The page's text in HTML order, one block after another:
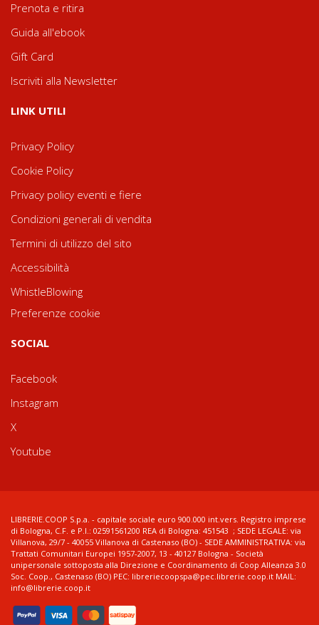
Prenota e ritira
Guida all'ebook
Gift Card
Iscriviti alla Newsletter
LINK UTILI
Privacy Policy
Cookie Policy
Privacy policy eventi e fiere
Condizioni generali di vendita
Termini di utilizzo del sito
Accessibilità
WhistleBlowing
Preferenze cookie
SOCIAL
Facebook
Instagram
X
Youtube
LIBRERIE.COOP S.p.a. - capitale sociale euro 900.000 int.vers. Registro imprese
di Bologna, C.F. e P.I.: 02591561200 REA di Bologna: 451543 ; SEDE LEGALE: via
Villanova, 29/7 - 40055 Villanova di Castenaso (BO) - SEDE AMMINISTRATIVA: via
Trattati Comunitari Europei 1957-2007, 13 - 40127 Bologna - Società
unipersonale sottoposta alla Direzione e Coordinamento di Coop Alleanza 3.0
Soc. Coop., Castenaso (BO) PEC: libreriecoopspa@pec.librerie.coop.it MAIL:
info@librerie.coop.it